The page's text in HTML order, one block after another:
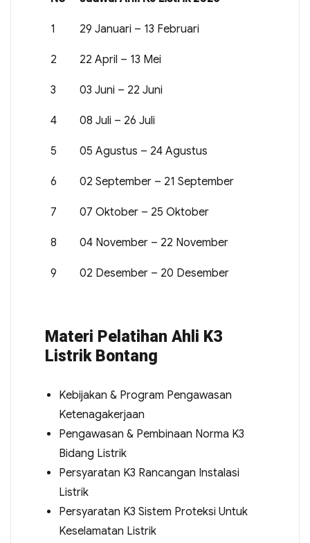
1 29 Januari – 13 Februari
2 22 April – 13 Mei
3 03 Juni – 22 Juni
4 08 Juli – 26 Juli
5 05 Agustus – 24 Agustus
6 02 September – 21 September
7 07 Oktober – 25 Oktober
8 04 November – 22 November
9 02 Desember – 20 Desember
Materi Pelatihan Ahli K3
Listrik Bontang
Kebijakan & Program Pengawasan
Ketenagakerjaan
Pengawasan & Pembinaan Norma K3
Bidang Listrik
Persyaratan K3 Rancangan Instalasi
Listrik
Persyaratan K3 Sistem Proteksi Untuk
Keselamatan Listrik